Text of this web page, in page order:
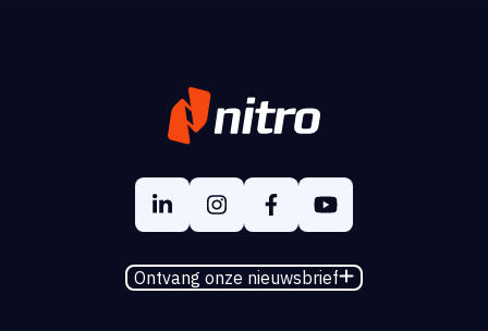
Ontvang onze nieuwsbrief